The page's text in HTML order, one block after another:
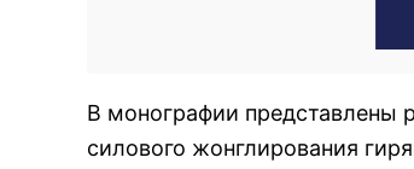
В монографии представлены
силового жонглирования